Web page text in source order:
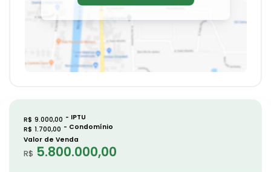
R$ 5.800.000,00
Valor de Venda
R$ 9.000,00
R$ 1.700,00